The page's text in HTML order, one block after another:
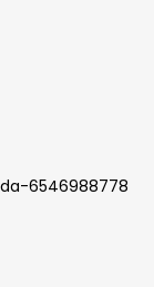
6546988778